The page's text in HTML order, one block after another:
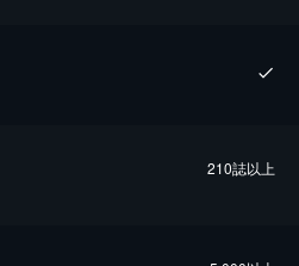
210誌以上